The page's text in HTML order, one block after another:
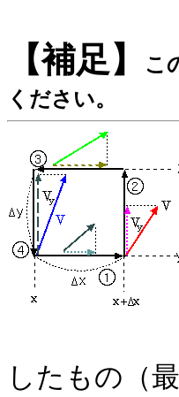
【補足】
こ
ください。
したもの（